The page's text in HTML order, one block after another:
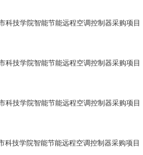
科技学院智能节能远程空调控制器采购项目
科技学院智能节能远程空调控制器采购项目
科技学院智能节能远程空调控制器采购项目
科技学院智能节能远程空调控制器采购项目